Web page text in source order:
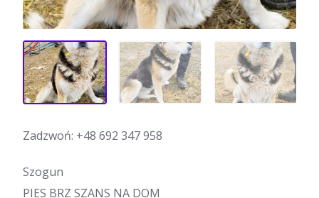
Zadzwoń: +48 692 347 958
Szogun
PIES BRZ SZANS NA DOM